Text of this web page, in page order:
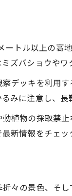
トル以上の
バショウやワ
デッキを利用
みに注意し、長
植物の採取禁
新情報をチェッ
々の景色、そ